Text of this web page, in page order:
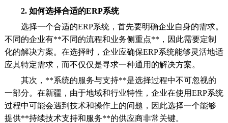
2. 如何选择合适的ERP系统
选择一个合适的ERP系统，首先要明确企业自身的需求。
不同的企业有**不同的流程和业务侧重点**，因此需要定制
化的解决方案。在选择时，企业应确保ERP系统能够灵活地适
应其特定需求，而不仅仅是寻求一种通用的解决方案。
其次，**系统的服务与支持**是选择过程中不可忽视的
一部分。在新疆，由于地域和行业特性，企业在使用ERP系统
过程中可能会遇到技术和操作上的问题，因此选择一个能够
提供**持续技术支持和服务**的供应商非常关键。